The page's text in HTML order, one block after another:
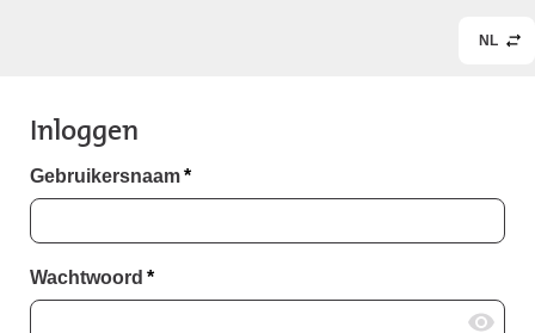
NL
Inloggen
Gebruikersnaam*
Wachtwoord *